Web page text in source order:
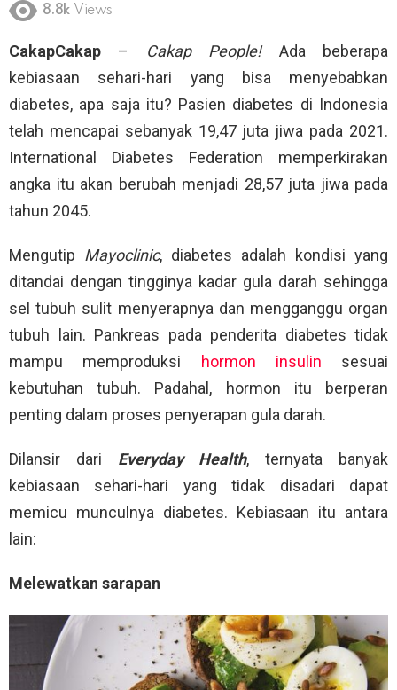
8.8k Views
CakapCakap – Cakap People! Ada beberapa
kebiasaan sehari-hari yang bisa menyebabkan
diabetes, apa saja itu? Pasien diabetes di Indonesia
telah mencapai sebanyak 19,47 juta jiwa pada 2021.
International Diabetes Federation memperkirakan
angka itu akan berubah menjadi 28,57 juta jiwa pada
tahun 2045.
Mengutip Mayoclinic, diabetes adalah kondisi yang
ditandai dengan tingginya kadar gula darah sehingga
sel tubuh sulit menyerapnya dan mengganggu organ
tubuh lain. Pankreas pada penderita diabetes tidak
mampu memproduksi
hormon insulin sesuai
kebutuhan tubuh. Padahal, hormon itu berperan
penting dalam proses penyerapan gula darah.
Dilansir dari Everyday Health, ternyata banyak
kebiasaan sehari-hari yang tidak disadari dapat
memicu munculnya diabetes. Kebiasaan itu antara
lain:
Melewatkan sarapan